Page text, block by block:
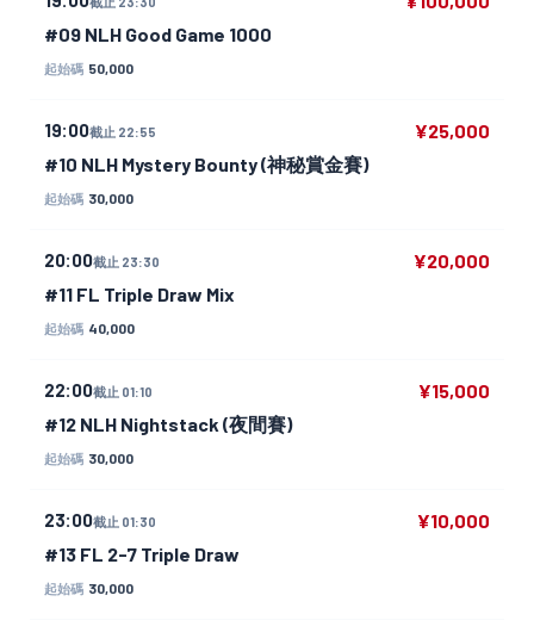
#09 NLH Good Game 1000
起始碼 50,000
19:00截止 22:55
#10 NLH Mystery Bounty (神秘賞金賽)
起始碼 30,000
¥25,000
20:00截止 23:30
#11 FL Triple Draw Mix
起始碼 40,000
¥20,000
22:00截止 01:10
#12 NLH Nightstack (夜間賽)
起始碼 30,000
¥15,000
23:00截止 01:30
#13 FL 2-7 Triple Draw
起始碼 30,000
¥10,000